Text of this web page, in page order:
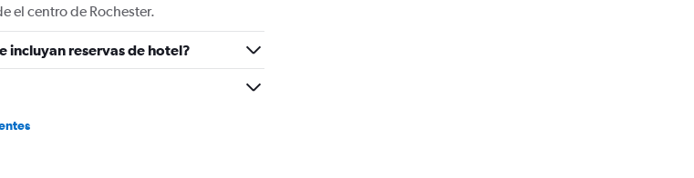
el centro de Rochester.
incluyan reservas de hotel?